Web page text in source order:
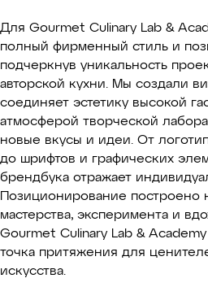
Для Gourmet Culinary Lab &
полный фирменный стиль и
подчеркнув уникальность
авторской кухни. Мы создали
соединяет эстетику высокой
атмосферой творческой
новые вкусы и идеи. От
до шрифтов и графических
брендбука отражает
Позиционирование построено
мастерства, эксперимента и
Gourmet Culinary Lab &
точка притяжения для
искусства.